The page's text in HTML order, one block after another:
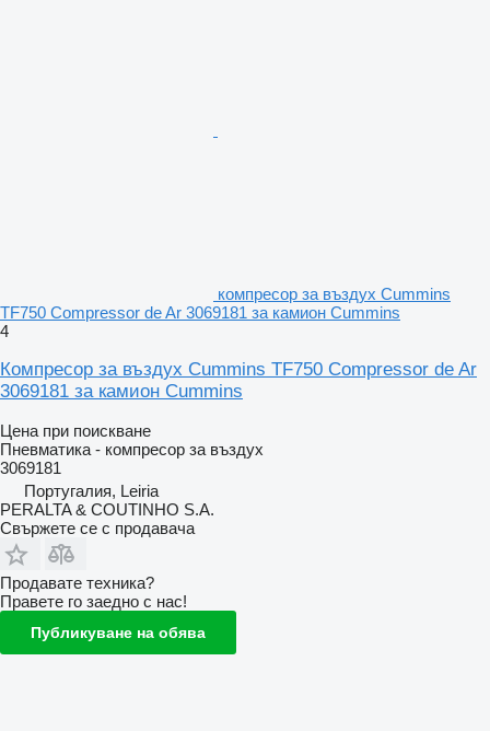
компресор за въздух Cummins
TF750 Compressor de Ar 3069181 за камион Cummins
4
Компресор за въздух Cummins TF750 Compressor de Ar
3069181 за камион Cummins
Цена при поискване
Пневматика - компресор за въздух
3069181
Португалия, Leiria
PERALTA & COUTINHO S.A.
Свържете се с продавача
Продавате техника?
Правете го заедно с нас!
Публикуване на обява